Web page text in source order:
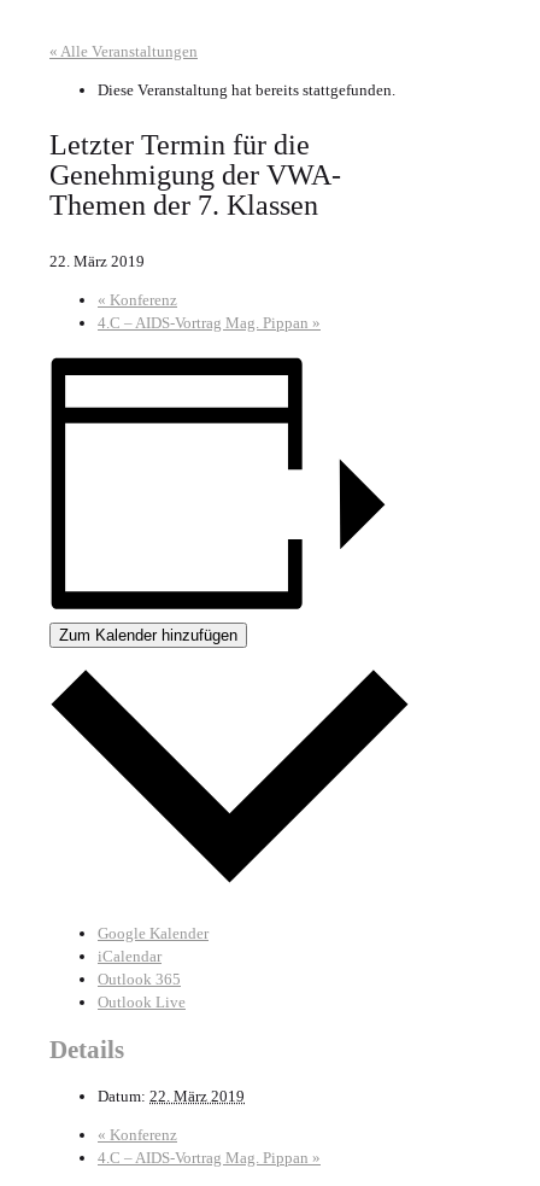
« Alle Veranstaltungen
Diese Veranstaltung hat bereits stattgefunden.
Letzter Termin für die
Genehmigung der VWA-
Themen der 7. Klassen
22. März 2019
« Konferenz
4.C – AIDS-Vortrag Mag. Pippan »
Zum Kalender hinzufügen
Google Kalender
iCalendar
Outlook 365
Outlook Live
Details
Datum: 22. März 2019
« Konferenz
4.C – AIDS-Vortrag Mag. Pippan »